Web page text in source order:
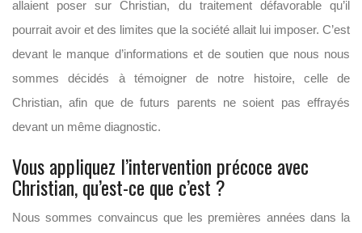
allaient poser sur Christian, du traitement défavorable qu’il
pourrait avoir et des limites que la société allait lui imposer. C’est
devant le manque d’informations et de soutien que nous nous
sommes décidés à témoigner de notre histoire, celle de
Christian, afin que de futurs parents ne soient pas effrayés
devant un même diagnostic.
Vous appliquez l’intervention précoce avec
Christian, qu’est-ce que c’est ?
Nous sommes convaincus que les premières années dans la